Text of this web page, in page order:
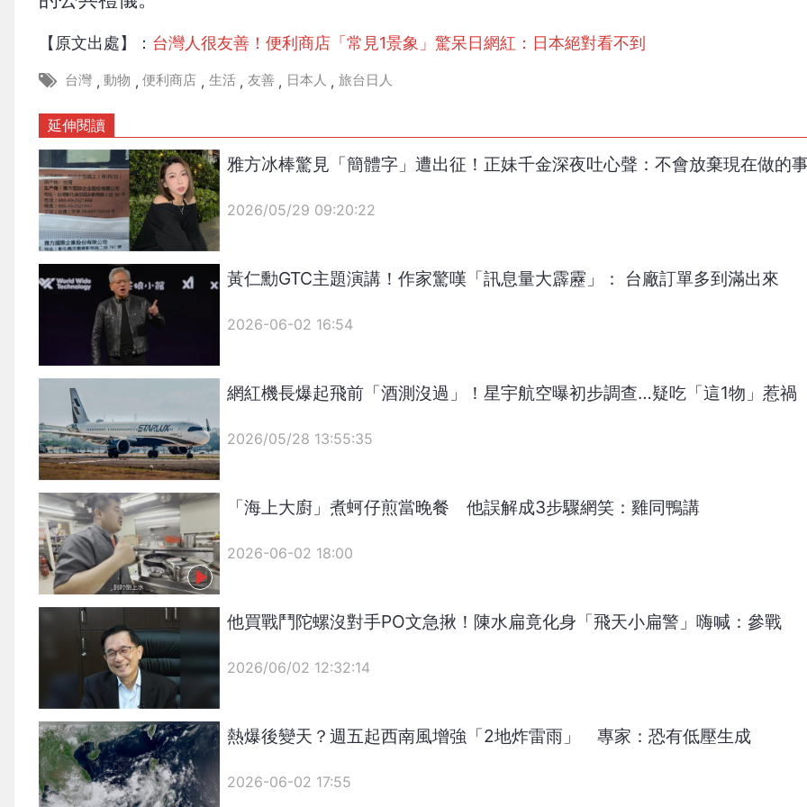
【原文出處】： 台灣人很友善！便利商店「常見1景象」驚呆日網紅：日本絕對看不到
台灣 , 動物 , 便利商店 , 生活 , 友善 , 日本人 , 旅台日人
延伸閱讀
{PLAYICON}
雅方冰棒驚見「簡體字」遭出征！正妹千金深夜吐心聲：不會放棄現在做的
2026/05/29 09:20:22
黃仁勳GTC主題演講！作家驚嘆「訊息量大霹靂」： 台廠訂單多到滿出來
2026-06-02 16:54
{PLAYICON}
網紅機長爆起飛前「酒測沒過」！星宇航空曝初步調查…疑吃「這1物」惹禍
2026/05/28 13:55:35
「海上大廚」煮蚵仔煎當晚餐 他誤解成3步驟網笑：雞同鴨講
2026-06-02 18:00
{PLAYICON}
他買戰鬥陀螺沒對手PO文急揪！陳水扁竟化身「飛天小扁警」嗨喊：參戰
2026/06/02 12:32:14
熱爆後變天？週五起西南風增強「2地炸雷雨」 專家：恐有低壓生成
2026-06-02 17:55